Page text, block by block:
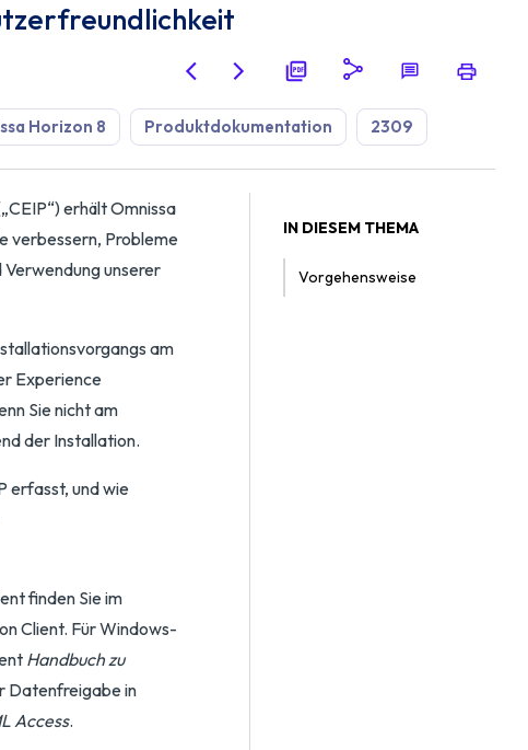
Horizon 8 Produktdokumentation 2309
erhält Omnissa
verbessern, Probleme
unserer
am
Experience
Sie nicht am
der Installation.
erfasst, und wie
finden Sie im
Client. Für Windows-
Handbuch zu
Datenfreigabe in
Access.
IN DIESEM THEMA
Vorgehensweise